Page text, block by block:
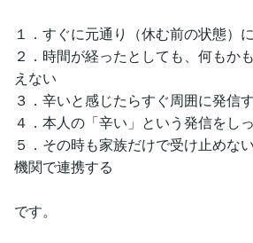
１．すぐに元通り（休む前の状態）
２．時間が経ったとしても、何もか
えない
３．辛いと感じたらすぐ周囲に発信
４．本人の「辛い」という発信をし
５．その時も家族だけで受け止めな
機関で連携する
です。